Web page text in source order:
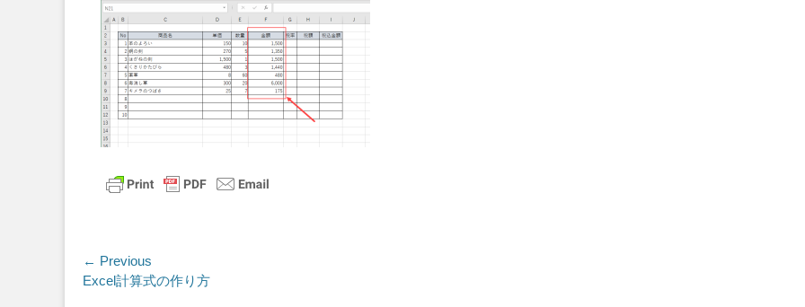
投
稿
← Previous
Previous
Excel計算式の作り方